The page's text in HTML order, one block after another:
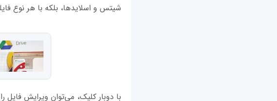
شیتس و اسلایدها، بلکه با هر نوع
با دوبار کلیک، می‌توان ویرایش فایل